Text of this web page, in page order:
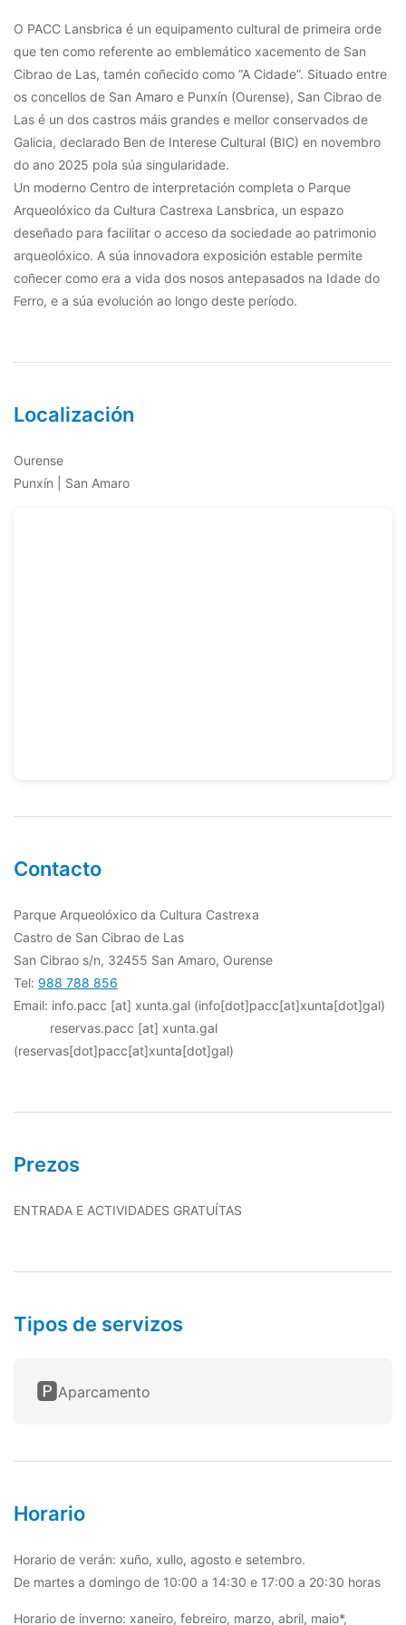
O PACC Lansbrica é un equipamento cultural de primeira orde
que ten como referente ao emblemático xacemento de San
Cibrao de Las, tamén coñecido como “A Cidade”. Situado entre
os concellos de San Amaro e Punxín (Ourense), San Cibrao de
Las é un dos castros máis grandes e mellor conservados de
Galicia, declarado Ben de Interese Cultural (BIC) en novembro
do ano 2025 pola súa singularidade.
Un moderno Centro de interpretación completa o Parque
Arqueolóxico da Cultura Castrexa Lansbrica, un espazo
deseñado para facilitar o acceso da sociedade ao patrimonio
arqueolóxico. A súa innovadora exposición estable permite
coñecer como era a vida dos nosos antepasados na Idade do
Ferro, e a súa evolución ao longo deste período.
Localización
Ourense
Punxín | San Amaro
Contacto
Parque Arqueolóxico da Cultura Castrexa
Castro de San Cibrao de Las
San Cibrao s/n, 32455 San Amaro, Ourense
Tel: 988 788 856
Email: info.pacc [at] xunta.gal (info[dot]pacc[at]xunta[dot]gal)
reservas.pacc [at] xunta.gal
(reservas[dot]pacc[at]xunta[dot]gal)
Prezos
ENTRADA E ACTIVIDADES GRATUÍTAS
Tipos de servizos
🅿️Aparcamento
Horario
Horario de verán: xuño, xullo, agosto e setembro.
De martes a domingo de 10:00 a 14:30 e 17:00 a 20:30 horas
Horario de inverno: xaneiro, febreiro, marzo, abril, maio*,